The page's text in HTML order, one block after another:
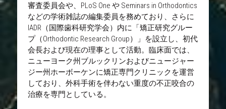
審査委員会や、PLoS One や Seminars in Orthodontics
などの学術雑誌の編集委員を務めており、さらに
IADR（国際歯科研究学会）内に「矯正研究グルー
プ（Orthodontic Research Group）」を設立し、初代
会長および現在の理事として活動。臨床面では、
ニューヨーク州ブルックリンおよびニュージャー
ジー州ホーボーケンに矯正専門クリニックを運営
しており、外科手術を伴わない重度の不正咬合の
治療を専門としている。